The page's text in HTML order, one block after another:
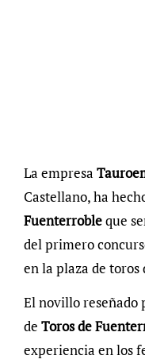
La empresa
Castellano, ha
Fuenterrobleque
del primero
en la plaza de toros
El novillo reseñado
de Toros de
experiencia en los